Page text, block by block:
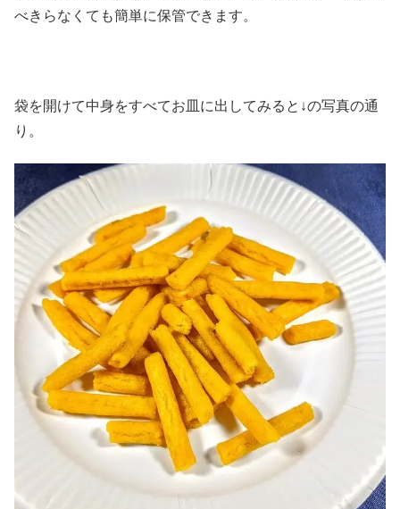
べきらなくても簡単に保管できます。
袋を開けて中身をすべてお皿に出してみると↓の写真の通
り。